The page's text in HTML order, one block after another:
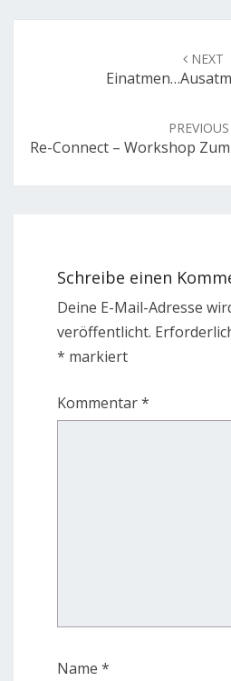
NEXT
PREVIOUS
Re-Connect – Workshop
Schreibe einen
Deine E-Mail-Adresse
veröffentlicht.
* markiert
Kommentar*
Name *